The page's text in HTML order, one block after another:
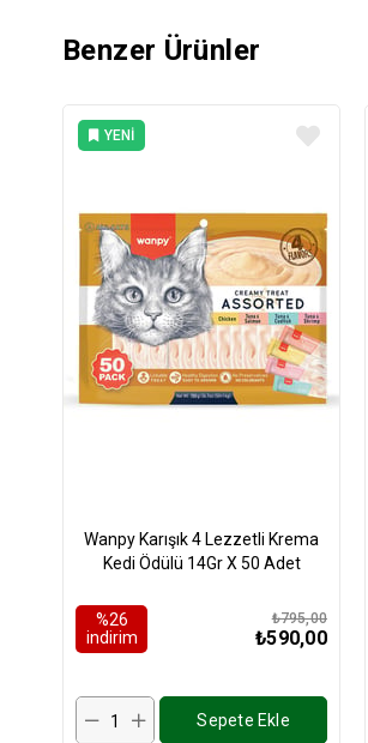
Benzer Ürünler
Wanpy Karışık 4 Lezzetli Krema
Kedi Ödülü 14Gr X 50 Adet
%26
i̇ndirim
₺590,00
₺795,00
Sepete Ekle
YENI